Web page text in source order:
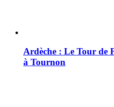
Ardèche : Le Tour de
à Tournon